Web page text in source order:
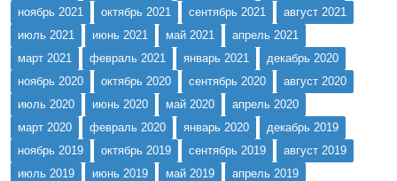
ноябрь 2021
октябрь 2021 сентябрь 2021
август 2021
июль 2021
июнь 2021 май 2021
апрель 2021
март 2021
февраль 2021 январь 2021
декабрь 2020
ноябрь 2020
октябрь 2020 сентябрь 2020
август 2020
июль 2020
июнь 2020 май 2020
апрель 2020
март 2020
февраль 2020 январь 2020
декабрь 2019
ноябрь 2019
октябрь 2019 сентябрь 2019
август 2019
июль 2019
июнь 2019 май 2019
апрель 2019